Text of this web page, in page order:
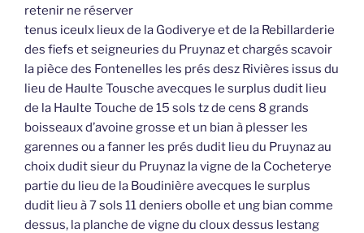
retenir ne réserver
tenus iceulx lieux de la Godiverye et de la Rebillarderie
des fiefs et seigneuries du Pruynaz et chargés scavoir
la pièce des Fontenelles les prés desz Rivières issus du
lieu de Haulte Tousche avecques le surplus dudit lieu
de la Haulte Touche de 15 sols tz de cens 8 grands
boisseaux d’avoine grosse et un bian à plesser les
garennes ou a fanner les prés dudit lieu du Pruynaz au
choix dudit sieur du Pruynaz la vigne de la Cocheterye
partie du lieu de la Boudinière avecques le surplus
dudit lieu à 7 sols 11 deniers obolle et ung bian comme
dessus, la planche de vigne du cloux dessus lestang